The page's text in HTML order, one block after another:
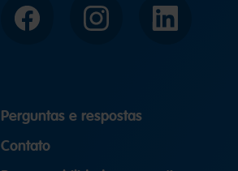
Facebook Instagram LinkedIn
Perguntas e respostas
Contato